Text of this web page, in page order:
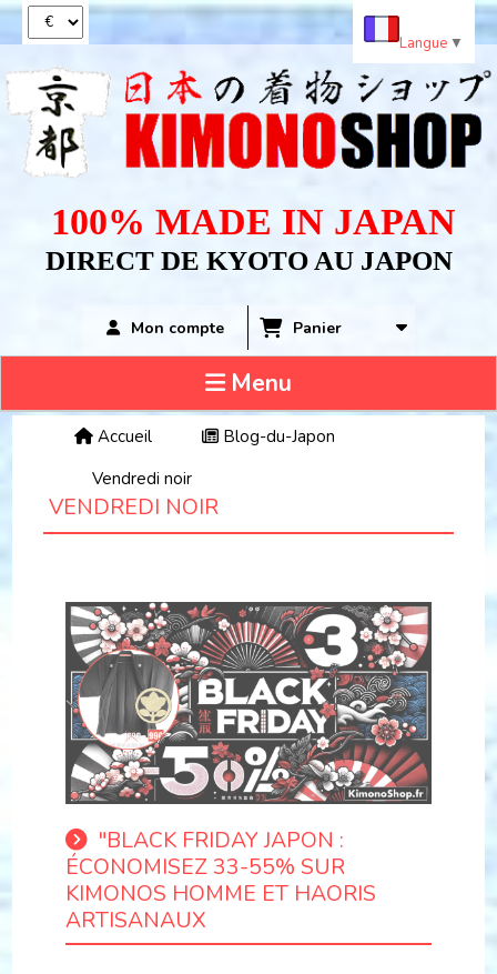
100% MADE IN JAPAN
DIRECT DE KYOTO AU JAPON
Mon compte Panier
Menu
Accueil
Blog-du-Japon
Vendredi noir
VENDREDI NOIR
"BLACK FRIDAY JAPON :
ÉCONOMISEZ 33-55% SUR
KIMONOS HOMME ET HAORIS
ARTISANAUX
Langue ▼
Panneau de gestion des cookies